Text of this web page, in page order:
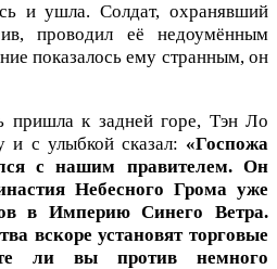
и ушла. Солдат, охранявший
проводил её недоумённым
показалось ему странным, он
пришла к задней горе, Тэн Ло
и с улыбкой сказал: «Госпожа
с нашим правителем. Он
Небесного Грома уже
в Империю Синего Ветра.
вскоре установят торговые
ли вы против немного